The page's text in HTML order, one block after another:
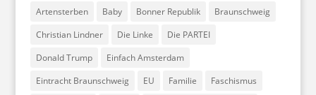
Artensterben
Baby Bonner Republik
Braunschweig
Christian Lindner
Die Linke
Die PARTEI
Donald Trump
Einfach Amsterdam
Eintracht Braunschweig
EU Familie
Faschismus